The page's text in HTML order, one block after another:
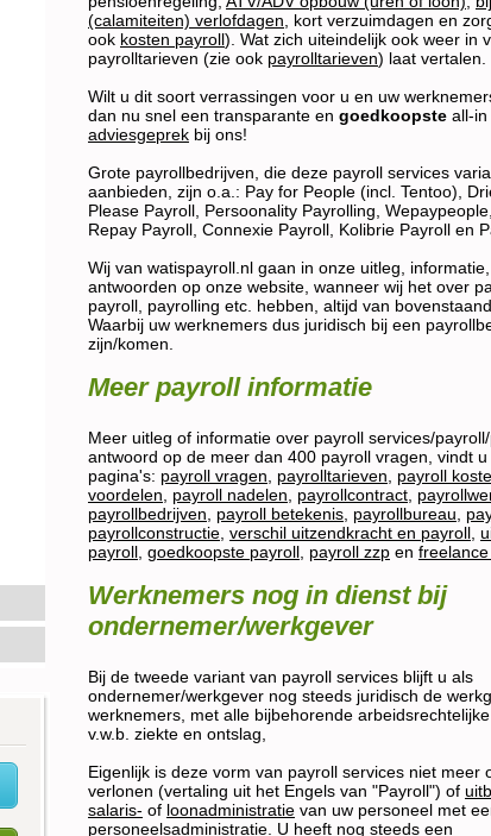
(calamiteiten) verlofdagen , kort verzuimdagen en
ook kosten payroll). Wat zich uiteindelijk ook weer in
payrolltarieven (zie ook payrolltarieven) laat vertalen.
Wilt u dit soort verrassingen voor u en uw
dan nu snel een transparante en goedkoopste all-in
adviesgeprek bij ons!
Grote payrollbedrijven, die deze payroll services
aanbieden, zijn o.a.: Pay for People (incl. Tentoo),
Please Payroll, Persoonality Payrolling,
Repay Payroll, Connexie Payroll, Kolibrie Payroll en
Wij van watispayroll.nl gaan in onze uitleg,
antwoorden op onze website, wanneer wij het over
payroll, payrolling etc. hebben, altijd van
Waarbij uw werknemers dus juridisch bij een
zijn/komen.
Meer payroll informatie
Meer uitleg of informatie over payroll services/
antwoord op de meer dan 400 payroll vragen, vindt
pagina's: payroll vragen payrolltarieven payroll
voordelen
payroll nadelen payrollcontract
payrollbedrijven
payroll betekenis payrollbureau
payrollconstructie verschil uitzendkracht en payroll
payroll goedkoopste payroll payroll zzp en
Werknemers nog in dienst bij
ondernemer/werkgever
Bij de tweede variant van payroll services blijft u als
ondernemer/werkgever nog steeds juridisch de
werknemers, met alle bijbehorende
v.w.b. ziekte en ontslag,
Eigenlijk is deze vorm van payroll services niet meer
verlonen (vertaling uit het Engels van "Payroll") of
salaris- of loonadministratie van uw personeel met
personeelsadministratie . U heeft nog steeds een